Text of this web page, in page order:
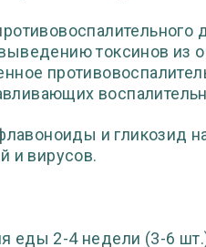
токсинов из
и гликозид
и вирусов.
еды 2-4 недели (3-6